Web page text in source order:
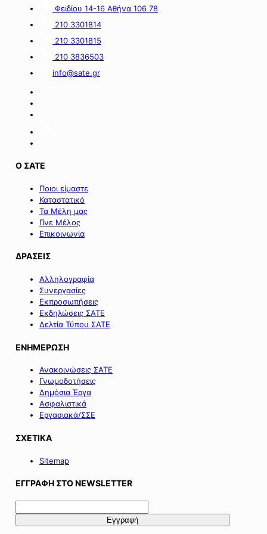
Φειδίου 14-16 Αθήνα 106 78
210 3301814
210 3301815
210 3836503
info@sate.gr
Ο ΣΑΤΕ
Ποιοι είμαστε
Καταστατικό
Τα Μέλη μας
Γίνε Μέλος
Επικοινωνία
ΔΡΑΣΕΙΣ
Αλληλογραφία
Συνεργασίες
Εκπροσωπήσεις
Εκδηλώσεις ΣΑΤΕ
Δελτία Τύπου ΣΑΤΕ
ΕΝΗΜΕΡΩΣΗ
Ανακοινώσεις ΣΑΤΕ
Γνωμοδοτήσεις
Δημόσια Έργα
Ασφαλιστικά
Εργασιακά/ΣΣΕ
ΣΧΕΤΙΚΑ
Sitemap
ΕΓΓΡΑΦΗ ΣΤΟ NEWSLETTER